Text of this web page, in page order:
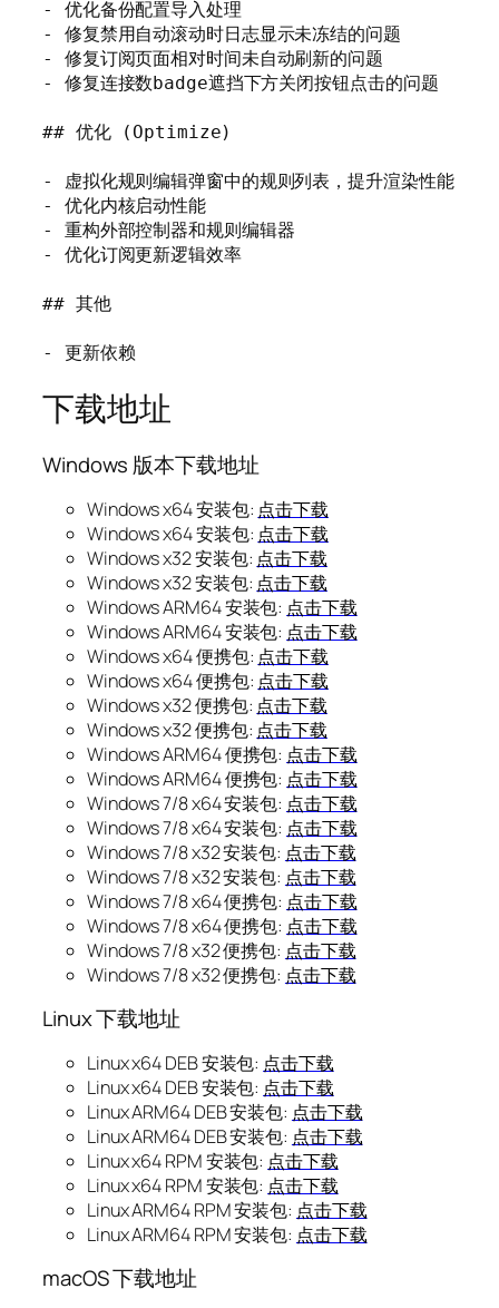
- 优化备份配置导入处理
- 修复禁用自动滚动时日志显示未冻结的问题
- 修复订阅页面相对时间未自动刷新的问题
- 修复连接数badge遮挡下方关闭按钮点击的问题
## 优化 (Optimize)
- 虚拟化规则编辑弹窗中的规则列表，提升渲染性能
- 优化内核启动性能
- 重构外部控制器和规则编辑器
- 优化订阅更新逻辑效率
## 其他
- 更新依赖
下载地址
Windows 版本下载地址
Windows x64 安装包: 点击下载
Windows x64 安装包: 点击下载
Windows x32 安装包: 点击下载
Windows x32 安装包: 点击下载
Windows ARM64 安装包: 点击下载
Windows ARM64 安装包: 点击下载
Windows x64 便携包: 点击下载
Windows x64 便携包: 点击下载
Windows x32 便携包: 点击下载
Windows x32 便携包: 点击下载
Windows ARM64 便携包: 点击下载
Windows ARM64 便携包: 点击下载
Windows 7/8 x64 安装包: 点击下载
Windows 7/8 x64 安装包: 点击下载
Windows 7/8 x32 安装包: 点击下载
Windows 7/8 x32 安装包: 点击下载
Windows 7/8 x64 便携包: 点击下载
Windows 7/8 x64 便携包: 点击下载
Windows 7/8 x32 便携包: 点击下载
Windows 7/8 x32 便携包: 点击下载
Linux 下载地址
Linux x64 DEB 安装包: 点击下载
Linux x64 DEB 安装包: 点击下载
Linux ARM64 DEB 安装包: 点击下载
Linux ARM64 DEB 安装包: 点击下载
Linux x64 RPM 安装包: 点击下载
Linux x64 RPM 安装包: 点击下载
Linux ARM64 RPM 安装包: 点击下载
Linux ARM64 RPM 安装包: 点击下载
macOS 下载地址